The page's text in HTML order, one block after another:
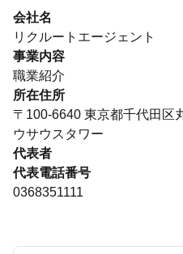
会社名
リクルートエージェント
事業内容
職業紹介
所在住所
〒100-6640 東京都千代田区
ウサウスタワー
代表者
代表電話番号
0368351111